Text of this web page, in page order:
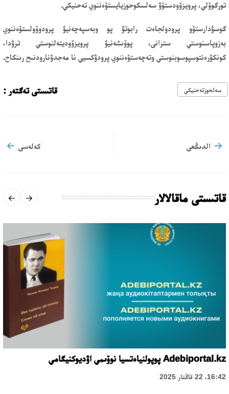
تورگوۆلي، پرويزۆودستۆۋ سەلسكوحوزيايستۆەننوي تەحنيكي.
گوسۋدارستۆو پرودولجاەت رابوتۋ پو وبەسپەچەنيۋ پرودوۆولستۆەننوي
بەزوپاسنوستي سترانى، پوۆىشەنيۋ پرويزۆوديتەلنوستي ترۋدا،
كونكۋرەنتوسپوسوبنوستي وتەچەستۆەننوي پرودۋكسيي نا مەجدۋنارودنىح رىنكاح.
قاتىستى تەگتەر : سەلحوزتەحنيكي
الدىڭعى كەلەسى
قاتىستى ماقالالار
Adebiportal.kz پوپولنياەتسيا نوۆىمي اۋديوكنيگامي
16:42، 22 قاڭتار 2025